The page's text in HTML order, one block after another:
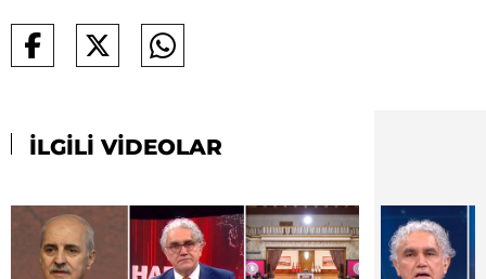
İLGİLİ VİDEOLAR